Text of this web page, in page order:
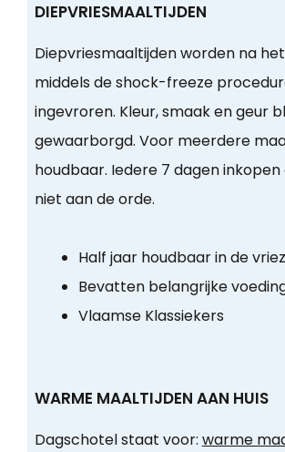
DIEPVRIESMAALTIJDEN
Diepvriesmaaltijden worden na
middels de shock-freeze
ingevroren. Kleur, smaak en geur
gewaarborgd. Voor meerdere
houdbaar. Iedere 7 dagen inkopen
niet aan de orde.
Half jaar houdbaar in de
Bevatten belangrijke
Vlaamse Klassiekers
WARME MAALTIJDEN AAN HUIS
Dagschotel staat voor: warme